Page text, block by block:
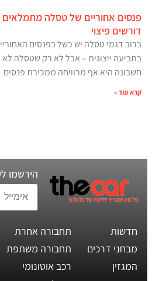
פנסים אחוריים של טסלה מתמלאים
דורשים פיצוי
ברוב דגמי טסלה יש כשל בפנסים
בתביעה ייצוגית – אבל לא רק שטסלה
חשבונה היא אף מרוויחה ממכירת פנסים
קרא עוד »
הירשמו
חדשות
מבחני דרכים
המגזין
תחבורה אחרת
תחבורה משתפת
רכב אוטונומי